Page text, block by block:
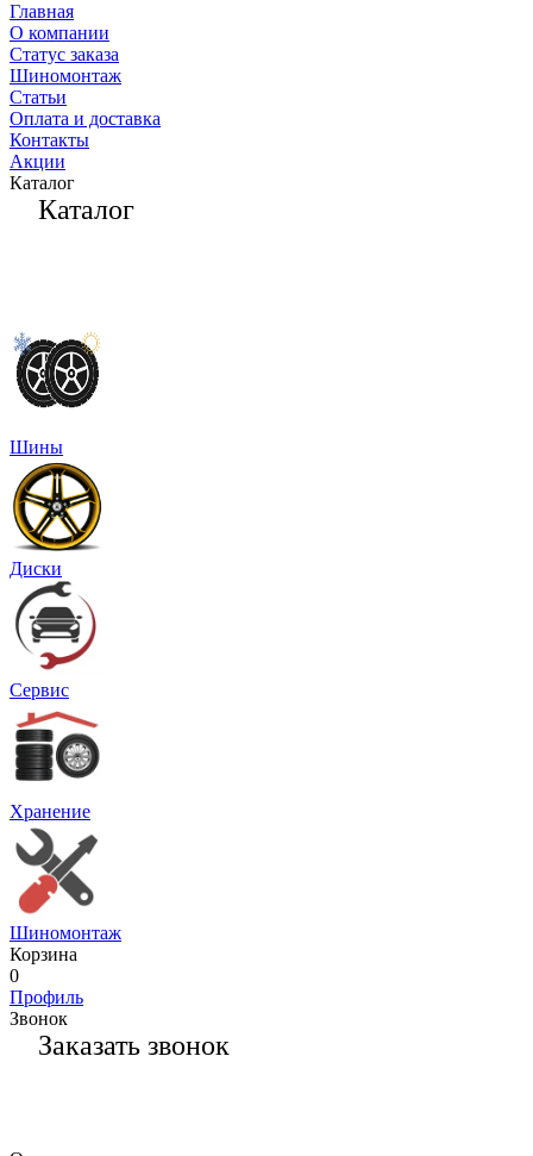
Главная
О компании
Статус заказа
Шиномонтаж
Статьи
Оплата и доставка
Контакты
Акции
Каталог
Каталог
Шины
Диски
Сервис
Хранение
Шиномонтаж
Корзина
0
Профиль
Звонок
Заказать звонок